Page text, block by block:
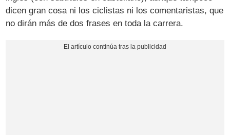
dicen gran cosa ni los ciclistas ni los comentaristas, que
no dirán más de dos frases en toda la carrera.